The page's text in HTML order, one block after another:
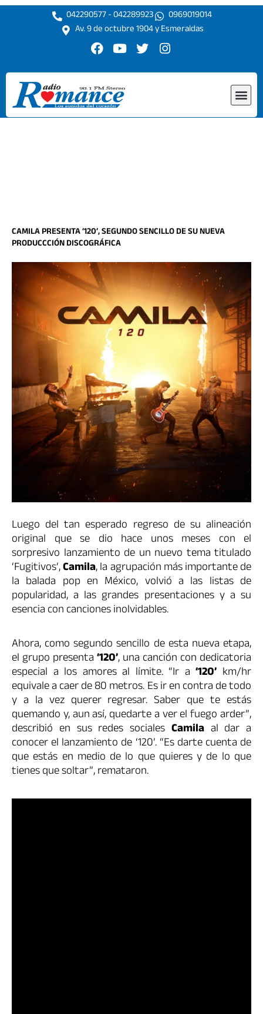
Ir
042290577 - 042289923
0969019014
Av. 9 de octubre 1904 y Esmeraldas
F
c
e
b
o
o
Y
u
t
u
b
e
T
i
r
I
s
r
CAMILA PRESENTA ‘120’, SEGUNDO SENCILLO DE SU NUEVA
PRODUCCCIÓN DISCOGRÁFICA
Luego del tan esperado regreso de su alineación
original que se dio hace unos meses con el
sorpresivo lanzamiento de un nuevo tema titulado
‘Fugitivos’,Camila, la agrupación más importante de
la balada pop en México, volvió a las listas de
popularidad, a las grandes presentaciones y a su
esencia con canciones inolvidables.
Ahora, como segundo sencillo de esta nueva etapa,
el grupo presenta‘120’, una canción con dedicatoria
especial a los amores al límite. “Ir a‘120’ km/hr
equivale a caer de 80 metros. Es ir en contra de todo
y a la vez querer regresar. Saber que te estás
quemando y, aun así, quedarte a ver el fuego arder”,
describió en sus redes sociales Camilaal dar a
conocer el lanzamiento de ‘120’. “Es darte cuenta de
que estás en medio de lo que quieres y de lo que
tienes que soltar”, remataron.